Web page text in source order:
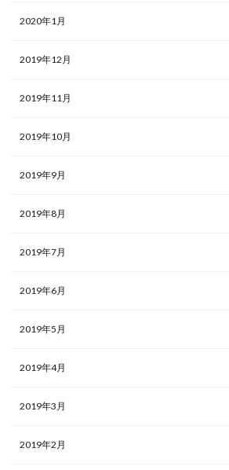
2020年1月
2019年12月
2019年11月
2019年10月
2019年9月
2019年8月
2019年7月
2019年6月
2019年5月
2019年4月
2019年3月
2019年2月